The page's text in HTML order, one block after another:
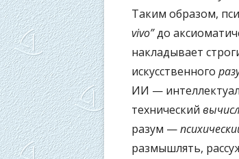
Таким образом,
vivo”до
накладывает
искусственного
ИИ —
технический
разум —
размышлять,